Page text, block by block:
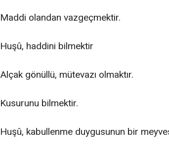
Maddi olandan vazgeçmektir.
Huşû, haddini bilmektir
Alçak gönüllü, mütevazı olmaktır.
Kusurunu bilmektir.
Huşû, kabullenme duygusunun bir